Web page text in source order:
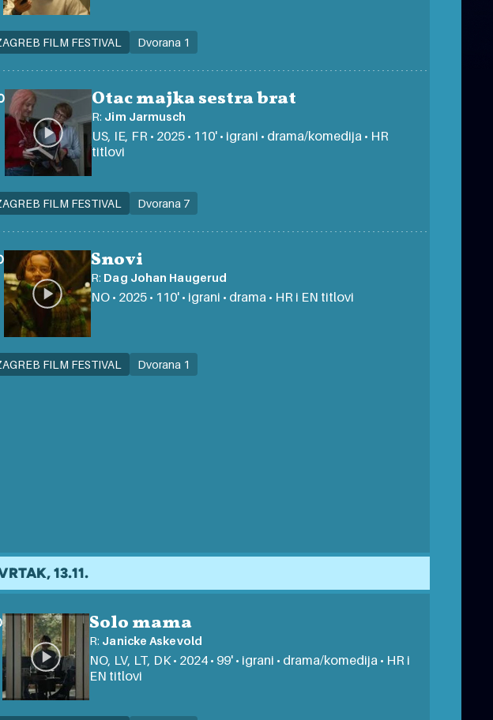
FILM FESTIVAL Dvorana 1
Otac majka sestra brat
R: Jim Jarmusch
US, IE, FR • 2025 • 110' • igrani • drama/komedija • HR
titlovi
FILM FESTIVAL Dvorana 7
Snovi
R: Dag Johan Haugerud
NO • 2025 • 110' • igrani • drama • HR i EN titlovi
FILM FESTIVAL Dvorana 1
13.11.
Solo mama
R: Janicke Askevold
NO, LV, LT, DK • 2024 • 99' • igrani • drama/komedija • HR i
EN titlovi